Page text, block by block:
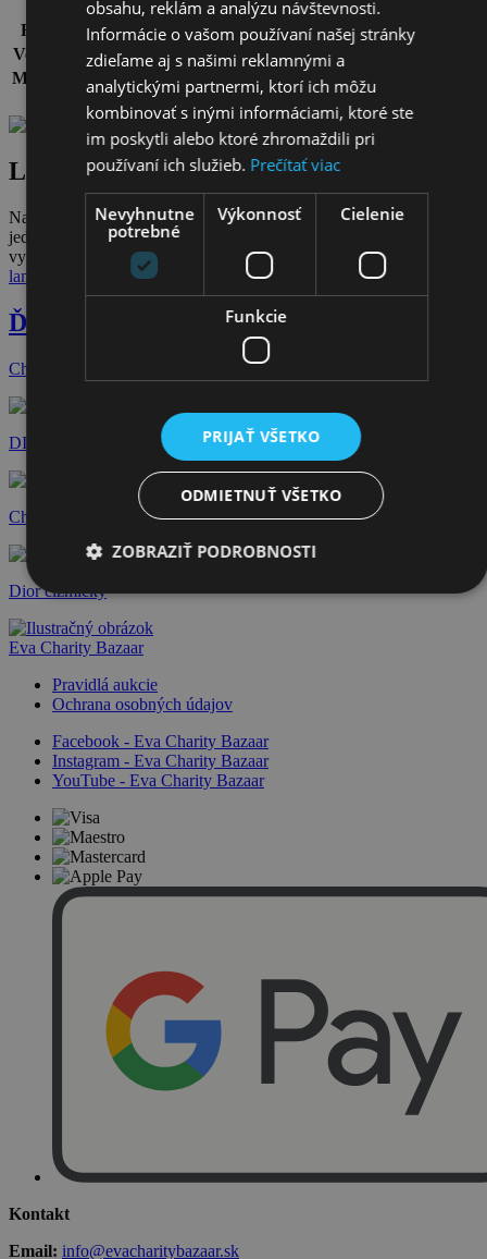
Farba:
bordová
Veľkosť:
Talianska 42, naša 36, alebo útla 38.
Materiál:
100 % hodváb.
90%. Vynikajúci, budú robiť parádu ešte dlho.
Lamio.sk
Naše obľúbené Coccinelle, Luisa Spagnoli a Tosca Blu kúsky na
jednom mieste. Ženskosť, talianska hravosť, kvalitné látky, strihy a
vypracovanie – tieto značky sú pilierom každého dámskeho šatníka.
lamio.sk
Ďalšie dražby
Chanel šaty
DIOR Diorama kabelka
Christian Louboutin lodičky
Dior čižmičky
Eva Charity Bazaar
Pravidlá aukcie
Ochrana osobných údajov
Facebook - Eva Charity Bazaar
Instagram - Eva Charity Bazaar
YouTube - Eva Charity Bazaar
Kontakt
Email: info@evacharitybazaar.sk
obsahu, reklám a analýzu návštevnosti.
Informácie o vašom používaní našej stránky
zdieľame aj s našimi reklamnými a
analytickými partnermi, ktorí ich môžu
kombinovať s inými informáciami, ktoré ste
im poskytli alebo ktoré zhromaždili pri
používaní ich služieb. Prečítať viac
Nevyhnutne
potrebné
Výkonnosť Cielenie
Funkcie
PRIJAŤ VŠETKO
ODMIETNUŤ VŠETKO
ZOBRAZIŤ PODROBNOSTI